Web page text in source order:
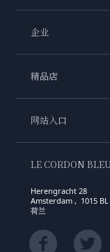
企业
精品店
网站入口
LE CORDON
Herengracht 28
Amsterdam , 1015 BL
荷兰